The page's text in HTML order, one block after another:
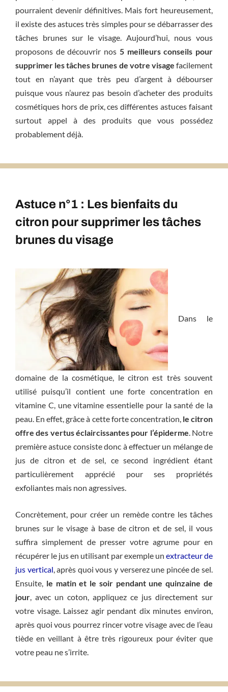
pourraient devenir définitives. Mais fort heureusement,
il existe des astuces très simples pour se débarrasser des
tâches brunes sur le visage. Aujourd’hui, nous vous
proposons de découvrir nos 5 meilleurs conseils pour
supprimer les tâches brunes de votre visage facilement
tout en n’ayant que très peu d’argent à débourser
puisque vous n’aurez pas besoin d’acheter des produits
cosmétiques hors de prix, ces différentes astuces faisant
surtout appel à des produits que vous possédez
probablement déjà.
Astuce n°1 : Les bienfaits du
citron pour supprimer les tâches
brunes du visage
Dans le
domaine de la cosmétique, le citron est très souvent
utilisé puisqu’il contient une forte concentration en
vitamine C, une vitamine essentielle pour la santé de la
peau. En effet, grâce à cette forte concentration, le citron
offre des vertus éclaircissantes pour l’épiderme. Notre
première astuce consiste donc à effectuer un mélange de
jus de citron et de sel, ce second ingrédient étant
particulièrement apprécié pour ses propriétés
exfoliantes mais non agressives.
Concrètement, pour créer un remède contre les tâches
brunes sur le visage à base de citron et de sel, il vous
suffira simplement de presser votre agrume pour en
récupérer le jus en utilisant par exemple un extracteur de
jus vertical , après quoi vous y verserez une pincée de sel.
Ensuite, le matin et le soir pendant une quinzaine de
jour , avec un coton, appliquez ce jus directement sur
votre visage. Laissez agir pendant dix minutes environ,
après quoi vous pourrez rincer votre visage avec de l’eau
tiède en veillant à être très rigoureux pour éviter que
votre peau ne s’irrite.